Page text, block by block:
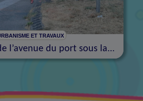
ET TRAVAUX
l’avenue du port sous la...